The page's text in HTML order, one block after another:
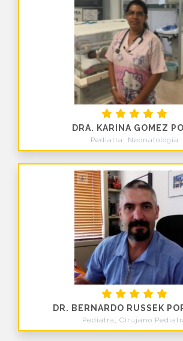
DRA. KARINA GOMEZ
Pediatra, Neonatología
DR. BERNARDO RUSSEK
Pediatra, Cirujano